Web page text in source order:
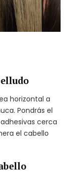
horizontal a
Pondrás el
cerca
el cabello